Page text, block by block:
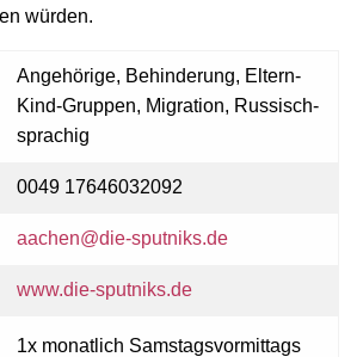
würden.
Angehörige, Behinderung, Eltern-
Kind-Gruppen, Migration, Russisch-
sprachig
0049 17646032092
aachen@die-sputniks.de
www.die-sputniks.de
1x monatlich Samstagsvormittags